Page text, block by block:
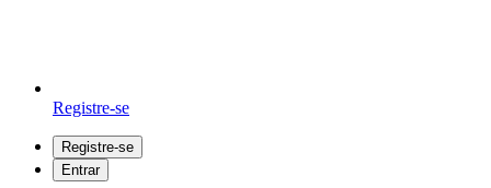
Registre-se
Registre-se
Entrar